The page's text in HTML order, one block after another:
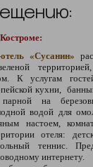
«Сусанин»
К услугам
кухни,
парной на
водой для
настоем,
отеля:
теннис.
интернету.